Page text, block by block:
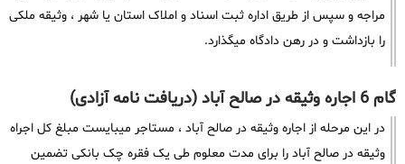
مراجه و سپس از طریق اداره ثبت اسناد و املاک استان یا شهر ، وثیقه ملکی
را بازداشت و در رهن دادگاه میگذارد.
گام 6 اجاره وثیقه در صالح آباد (دریافت نامه آزادی)
در این مرحله از اجاره وثیقه در صالح آباد ، مستاجر میبایست مبلغ کل اجراه
وثیقه در صالح آباد را برای مدت معلوم طی یک فقره چک بانکی تضمین